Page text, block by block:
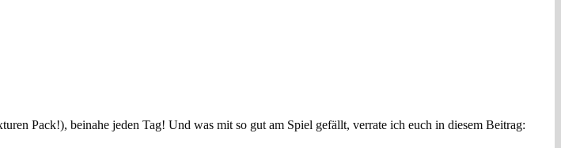
Pack!), beinahe jeden Tag! Und was mit so gut am Spiel gefällt, verrate ich euch in diesem Beitrag: